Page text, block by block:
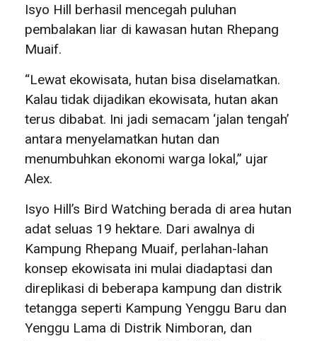
Isyo Hill berhasil mencegah puluhan
pembalakan liar di kawasan hutan Rhepang
Muaif.
“Lewat ekowisata, hutan bisa diselamatkan.
Kalau tidak dijadikan ekowisata, hutan akan
terus dibabat. Ini jadi semacam ‘jalan tengah’
antara menyelamatkan hutan dan
menumbuhkan ekonomi warga lokal,” ujar
Alex.
Isyo Hill’s Bird Watching berada di area hutan
adat seluas 19 hektare. Dari awalnya di
Kampung Rhepang Muaif, perlahan-lahan
konsep ekowisata ini mulai diadaptasi dan
direplikasi di beberapa kampung dan distrik
tetangga seperti Kampung Yenggu Baru dan
Yenggu Lama di Distrik Nimboran, dan